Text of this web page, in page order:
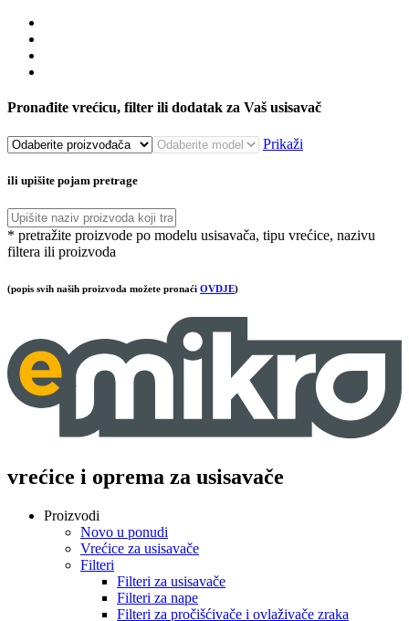
Pronađite vrećicu, filter ili dodatak za Vaš usisavač
Prikaži
ili upišite pojam pretrage
* pretražite proizvode po modelu usisavača, tipu vrećice, nazivu
filtera ili proizvoda
(popis svih naših proizvoda možete pronaći OVDJE)
vrećice i oprema za usisavače
Proizvodi
Novo u ponudi
Vrećice za usisavače
Filteri
Filteri za usisavače
Filteri za nape
Filteri za pročišćivače i ovlaživače zraka